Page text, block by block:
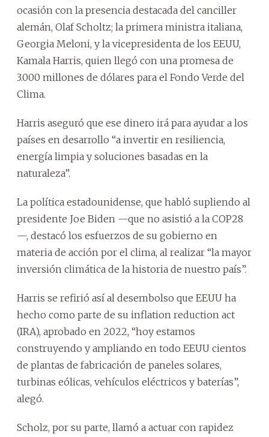
ocasión con la presencia destacada del canciller
alemán, Olaf Scholtz; la primera ministra italiana,
Georgia Meloni, y la vicepresidenta de los EEUU,
Kamala Harris, quien llegó con una promesa de
3.000 millones de dólares para el Fondo Verde del
Clima.
Harris aseguró que ese dinero irá para ayudar a los
países en desarrollo “a invertir en resiliencia,
energía limpia y soluciones basadas en la
naturaleza”.
La política estadounidense, que habló supliendo al
presidente Joe Biden —que no asistió a la COP28
—, destacó los esfuerzos de su gobierno en
materia de acción por el clima, al realizar “la mayor
inversión climática de la historia de nuestro país”.
Harris se refirió así al desembolso que EEUU ha
hecho como parte de su inflation reduction act
(IRA), aprobado en 2022, “hoy estamos
construyendo y ampliando en todo EEUU cientos
de plantas de fabricación de paneles solares,
turbinas eólicas, vehículos eléctricos y baterías”,
alegó.
Scholz, por su parte, llamó a actuar con rapidez